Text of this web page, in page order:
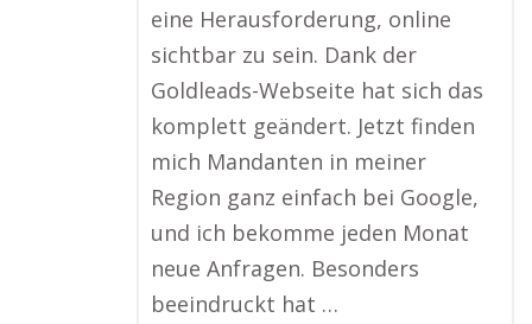
eine Herausforderung, online
sichtbar zu sein. Dank der
Goldleads-Webseite hat sich das
komplett geändert. Jetzt finden
mich Mandanten in meiner
Region ganz einfach bei Google,
und ich bekomme jeden Monat
neue Anfragen. Besonders
beeindruckt hat …